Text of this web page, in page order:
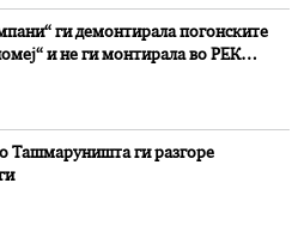
ги демонтирала погонските
и не ги монтирала во РЕК
Ташмаруништa ги разгоре